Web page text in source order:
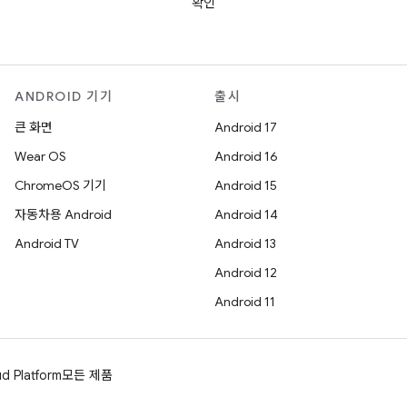
ANDROID 기기
큰 화면
Wear OS
ChromeOS 기기
자동차용 Android
Android TV
출시
Android 17
Android 16
Android 15
Android 14
Android 13
Android 12
Android 11
Platform모든 제품